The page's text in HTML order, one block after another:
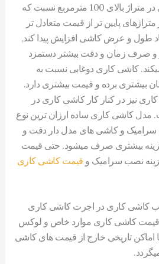
به طور عرف کاشی کاری در متراژ بالای 100 مترمربع نسبت که
پایین تر از قیمت متعادل تر
طول و عرض کاشی افزایش پیدا کند,
و صرف زمان و دقت بیشتر دستمزد
کاشی کاری دوغابی نسبت به
بیشتری برده و قیمت بیشتری دارد.
نیز در کنار کار کاشی کاری در
مدل کاشی کاری ساده ارزان ترین نوع
سرامیک و کاشی های مدل دار دقت و
بیشتری صرف میشود. حتی قیمت
نصب سرامیک و قیمت کاشی کاری
کاشی کاری در اجرت کاشی کاری
قیمت کاشی کاری موارد خاص و لوکس
اماکن تاریخی خارج از قیمت های کاشی